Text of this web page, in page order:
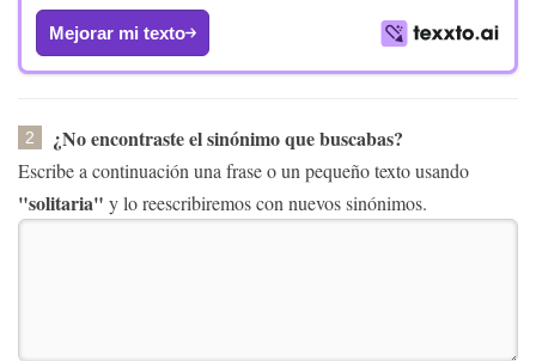
Mejorar mi texto
2 ¿No encontraste el sinónimo que buscabas?
Escribe a continuación una frase o un pequeño texto usando
"solitaria" y lo reescribiremos con nuevos sinónimos.